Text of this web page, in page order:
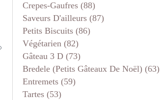
Crepes-Gaufres (88)
Saveurs D'ailleurs (87)
Petits Biscuits (86)
Végétarien (82)
Gâteau 3 D (73)
Bredele (petits Gâteaux De Noël) (63)
Entremets (59)
Tartes (53)